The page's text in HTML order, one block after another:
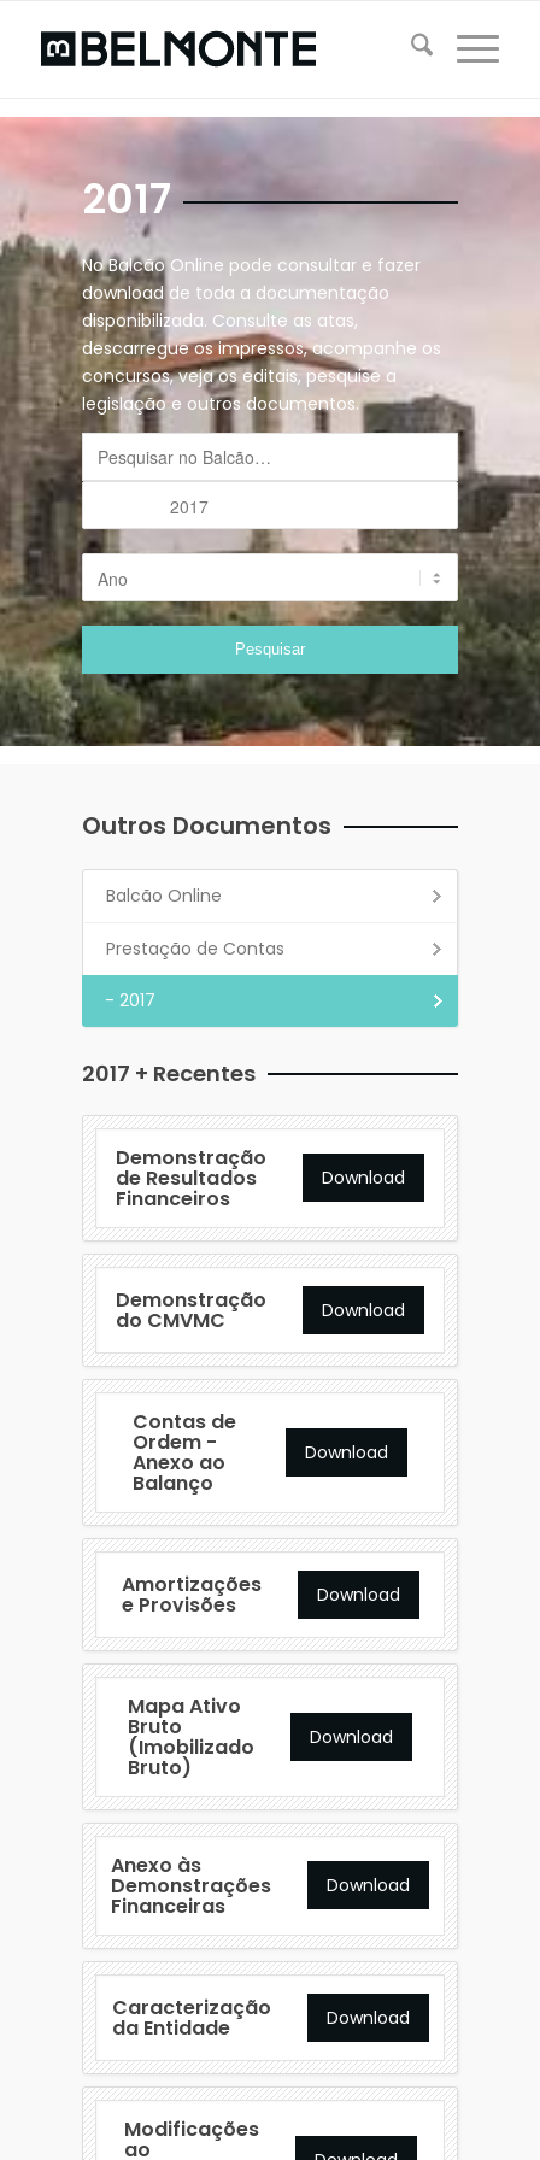
2017
No Balcão Online pode consultar e fazer
download de toda a documentação
disponibilizada. Consulte as atas,
descarregue os impressos, acompanhe os
concursos, veja os editais, pesquise a
legislação e outros documentos.
Outros Documentos
Balcão Online
Prestação de Contas
- 2017
2017 + Recentes
Demonstração
de Resultados
Financeiros
Download
Demonstração
do CMVMC Download
Contas de
Ordem -
Anexo ao
Balanço
Download
Amortizações
e Provisões Download
Mapa Ativo
Bruto
(Imobilizado
Bruto)
Download
Anexo às
Demonstrações
Financeiras
Download
Caracterização
da Entidade Download
Modificações
ao